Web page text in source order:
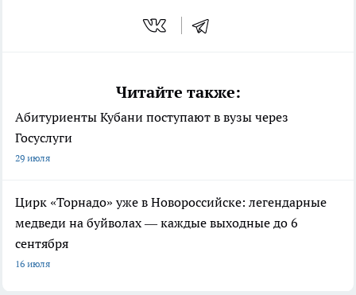
Читайте также:
Абитуриенты Кубани поступают в вузы через
Госуслуги
29 июля
Цирк «Торнадо» уже в Новороссийске: легендарные
медведи на буйволах — каждые выходные до 6
сентября
16 июля